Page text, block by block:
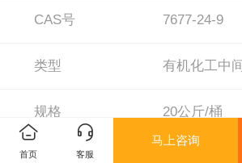
CAS号 7677-24-9
类型 有机化工中
规格 20公斤/桶
材质
首页 客服
马上咨询